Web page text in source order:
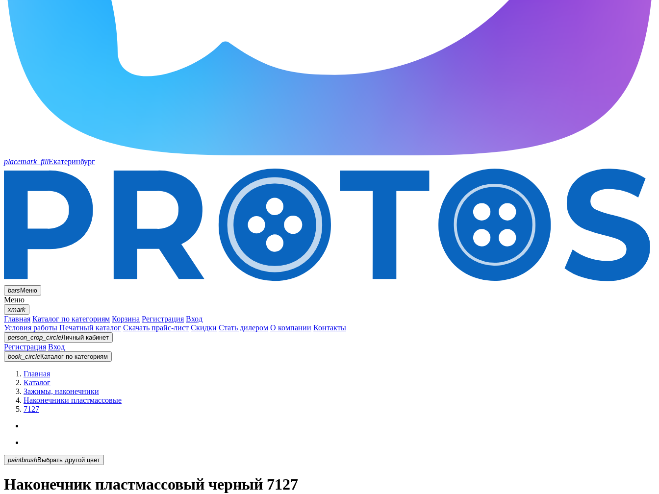
placemark_fillЕкатеринбург
barsМеню
Меню
xmark
Главная Каталог по категориям Корзина Регистрация Вход
Условия работы Печатный каталог Скачать прайс-лист Скидки Стать дилером О компании Контакты
person_crop_circleЛичный кабинет
Регистрация Вход
book_circleКаталог по категориям
Главная
Каталог
Зажимы, наконечники
Наконечники пластмассовые
7127
paintbrush Выбрать другой цвет
Наконечник пластмассовый черный 7127